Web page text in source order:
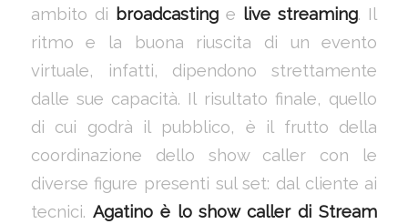
ambito di broadcastinge live streaming. Il
ritmo e la buona riuscita di un evento
virtuale, infatti, dipendono strettamente
dalle sue capacità. Il risultato finale, quello
di cui godrà il pubblico, è il frutto della
coordinazione dello show caller con le
diverse figure presenti sul set: dal cliente ai
tecnici. Agatino è lo show caller di Stream